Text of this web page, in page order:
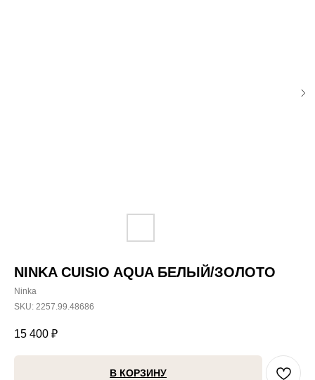
NINKA CUISIO AQUA БЕЛЫЙ/ЗОЛОТО
Ninka
SKU: 2257.99.48686
15 400 ₽
В КОРЗИНУ